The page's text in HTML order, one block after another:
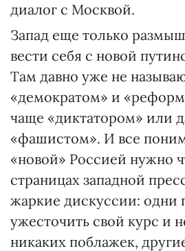
диалог с Москвой.
Запад еще только
вести себя с новой
Там давно уже не
«демократом» и
чаще «диктатором» или
«фашистом». И все
«новой» Россией нужно
страницах западной
жаркие дискуссии: одни
ужесточить свой курс и
никаких поблажек,